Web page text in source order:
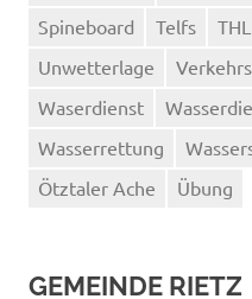
Spineboard
Telfs THL
Unwetterlage
Waserdienst
Wasserrettung
Ötztaler Ache
Übung
GEMEINDE RIETZ